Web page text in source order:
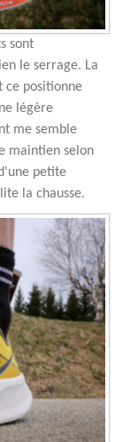
sont
le serrage. La
ce positionne
légère
me semble
maintien selon
petite
la chausse.